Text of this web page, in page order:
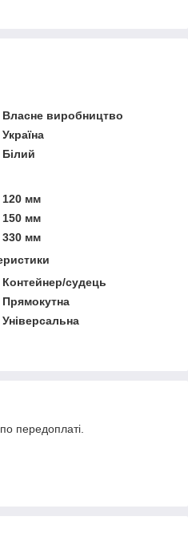
Власне виробництво
Україна
Білий
120 мм
150 мм
330 мм
Контейнер/судець
Прямокутна
Універсальна
передоплаті.